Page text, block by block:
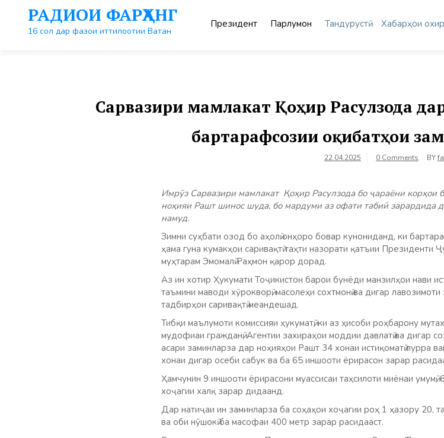
контенту
РАДИОИ ФАРҲАНГ
16 сол дар фазои иттилоотии Ватан
Президент Парлумон Тандурустӣ Хабарҳои
Сарвазири мамлакат Қоҳир Расулзода
бартарафсозии оқибатҳои
22.04.2025 0 Comments BY
Имрӯз Сарвазири мамлакат Қоҳир Расулзода бо ҷараёни корҳои
ноҳияи Рашт шинос шуда, бо мардуми аз офати табиӣ зарардида
намуд.
Зимни суҳбати озод бо аҳолӣ онҳоро бовар кунониданд, ки
ҳама гуна кумакҳои саривақтӣ таҳти назорати қатъии
муҳтарам Эмомалӣ Раҳмон қарор дорад.
Аз ин хотир Ҳукумати Тоҷикистон барои бунёди манзилҳои нави
таъмини маводи хӯрокворӣ, масолеҳи сохтмонӣ ва дигар
тадбирҳои саривақтӣ меандешад.
Тибқи маълумоти комиссияи ҳукуматӣ, ки аз ҳисоби роҳбарону
мудофиаи гражданӣ, Агентии захираҳои моддии давлатӣ ва дигар
асари заминларза дар ноҳияҳои Рашт 34 хонаи истиқоматӣ пурра
хонаи дигар осеби сабук ва ба 65 иншооти ёрирасон зарар
Ҳамчунин 9 иншооти ёрирасони муассисаи таҳсилоти миёнаи
хоҷагии халқ зарар дидаанд.
Дар натиҷаи ин заминларза ба соҳаҳои хоҷагии роҳ 1 ҳазору 20,
ва оби нӯшокӣ ба масофаи 400 метр зарар расидааст.